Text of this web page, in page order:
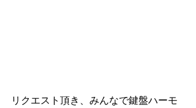
リクエスト頂き、みんなで鍵盤ハーモ